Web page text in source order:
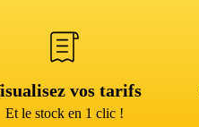
vos tarifs
Et le stock en 1 clic !